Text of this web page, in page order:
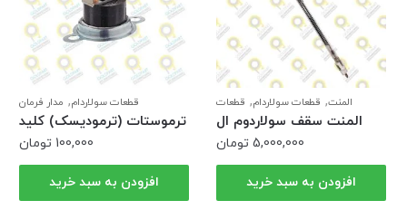
المنت, قطعات سولاردام, قطعات
ماکروفر ال جی
المنت سقف سولاردوم ال
جی (شیشه ای) | المنت نوری
5,000,000 تومان
افزودن به سبد خرید
قطعات سولاردام, مدار فرمان
ترموستات (ترمودیسک) کلید
حرارتی100,000 تومان
افزودن به سبد خرید